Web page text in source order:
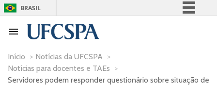
BRASIL
Início > Notícias da UFCSPA >
Notícias para docentes e TAEs >
Servidores podem responder questionário sobre situação de